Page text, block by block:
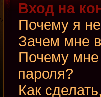
Вход на
Почему я
Зачем мне
Почему мне
пароля?
Как